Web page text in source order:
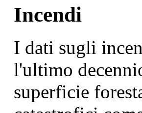
Incendi
I dati sugli
l'ultimo
superficie